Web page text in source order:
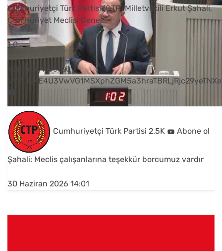
Cumhuriyetçi Türk Partisi (CTP) Milletvekili Erkut Şahali,
Cumhuriyet Meclisi Genel...
1 0
YouTube Videosu
Cumhuriyetçi Türk Partisi 2.5K Abone ol
Şahali: Meclis çalışanlarına teşekkür borcumuz vardır
30 Haziran 2026 14:01